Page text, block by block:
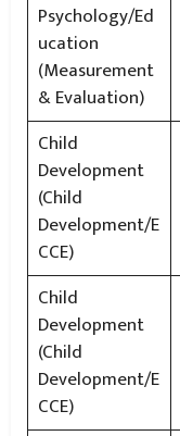
Psychology/Ed
ucation
(Measurement
& Evaluation)
Child
Development
(Child
Development/E
CCE)
Child
Development
(Child
Development/E
CCE)